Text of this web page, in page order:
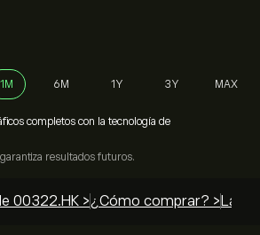
1M 6M 1Y 3Y MAX
completos con la tecnología de
resultados futuros.
00322.HK >¿Cómo comprar? > Las